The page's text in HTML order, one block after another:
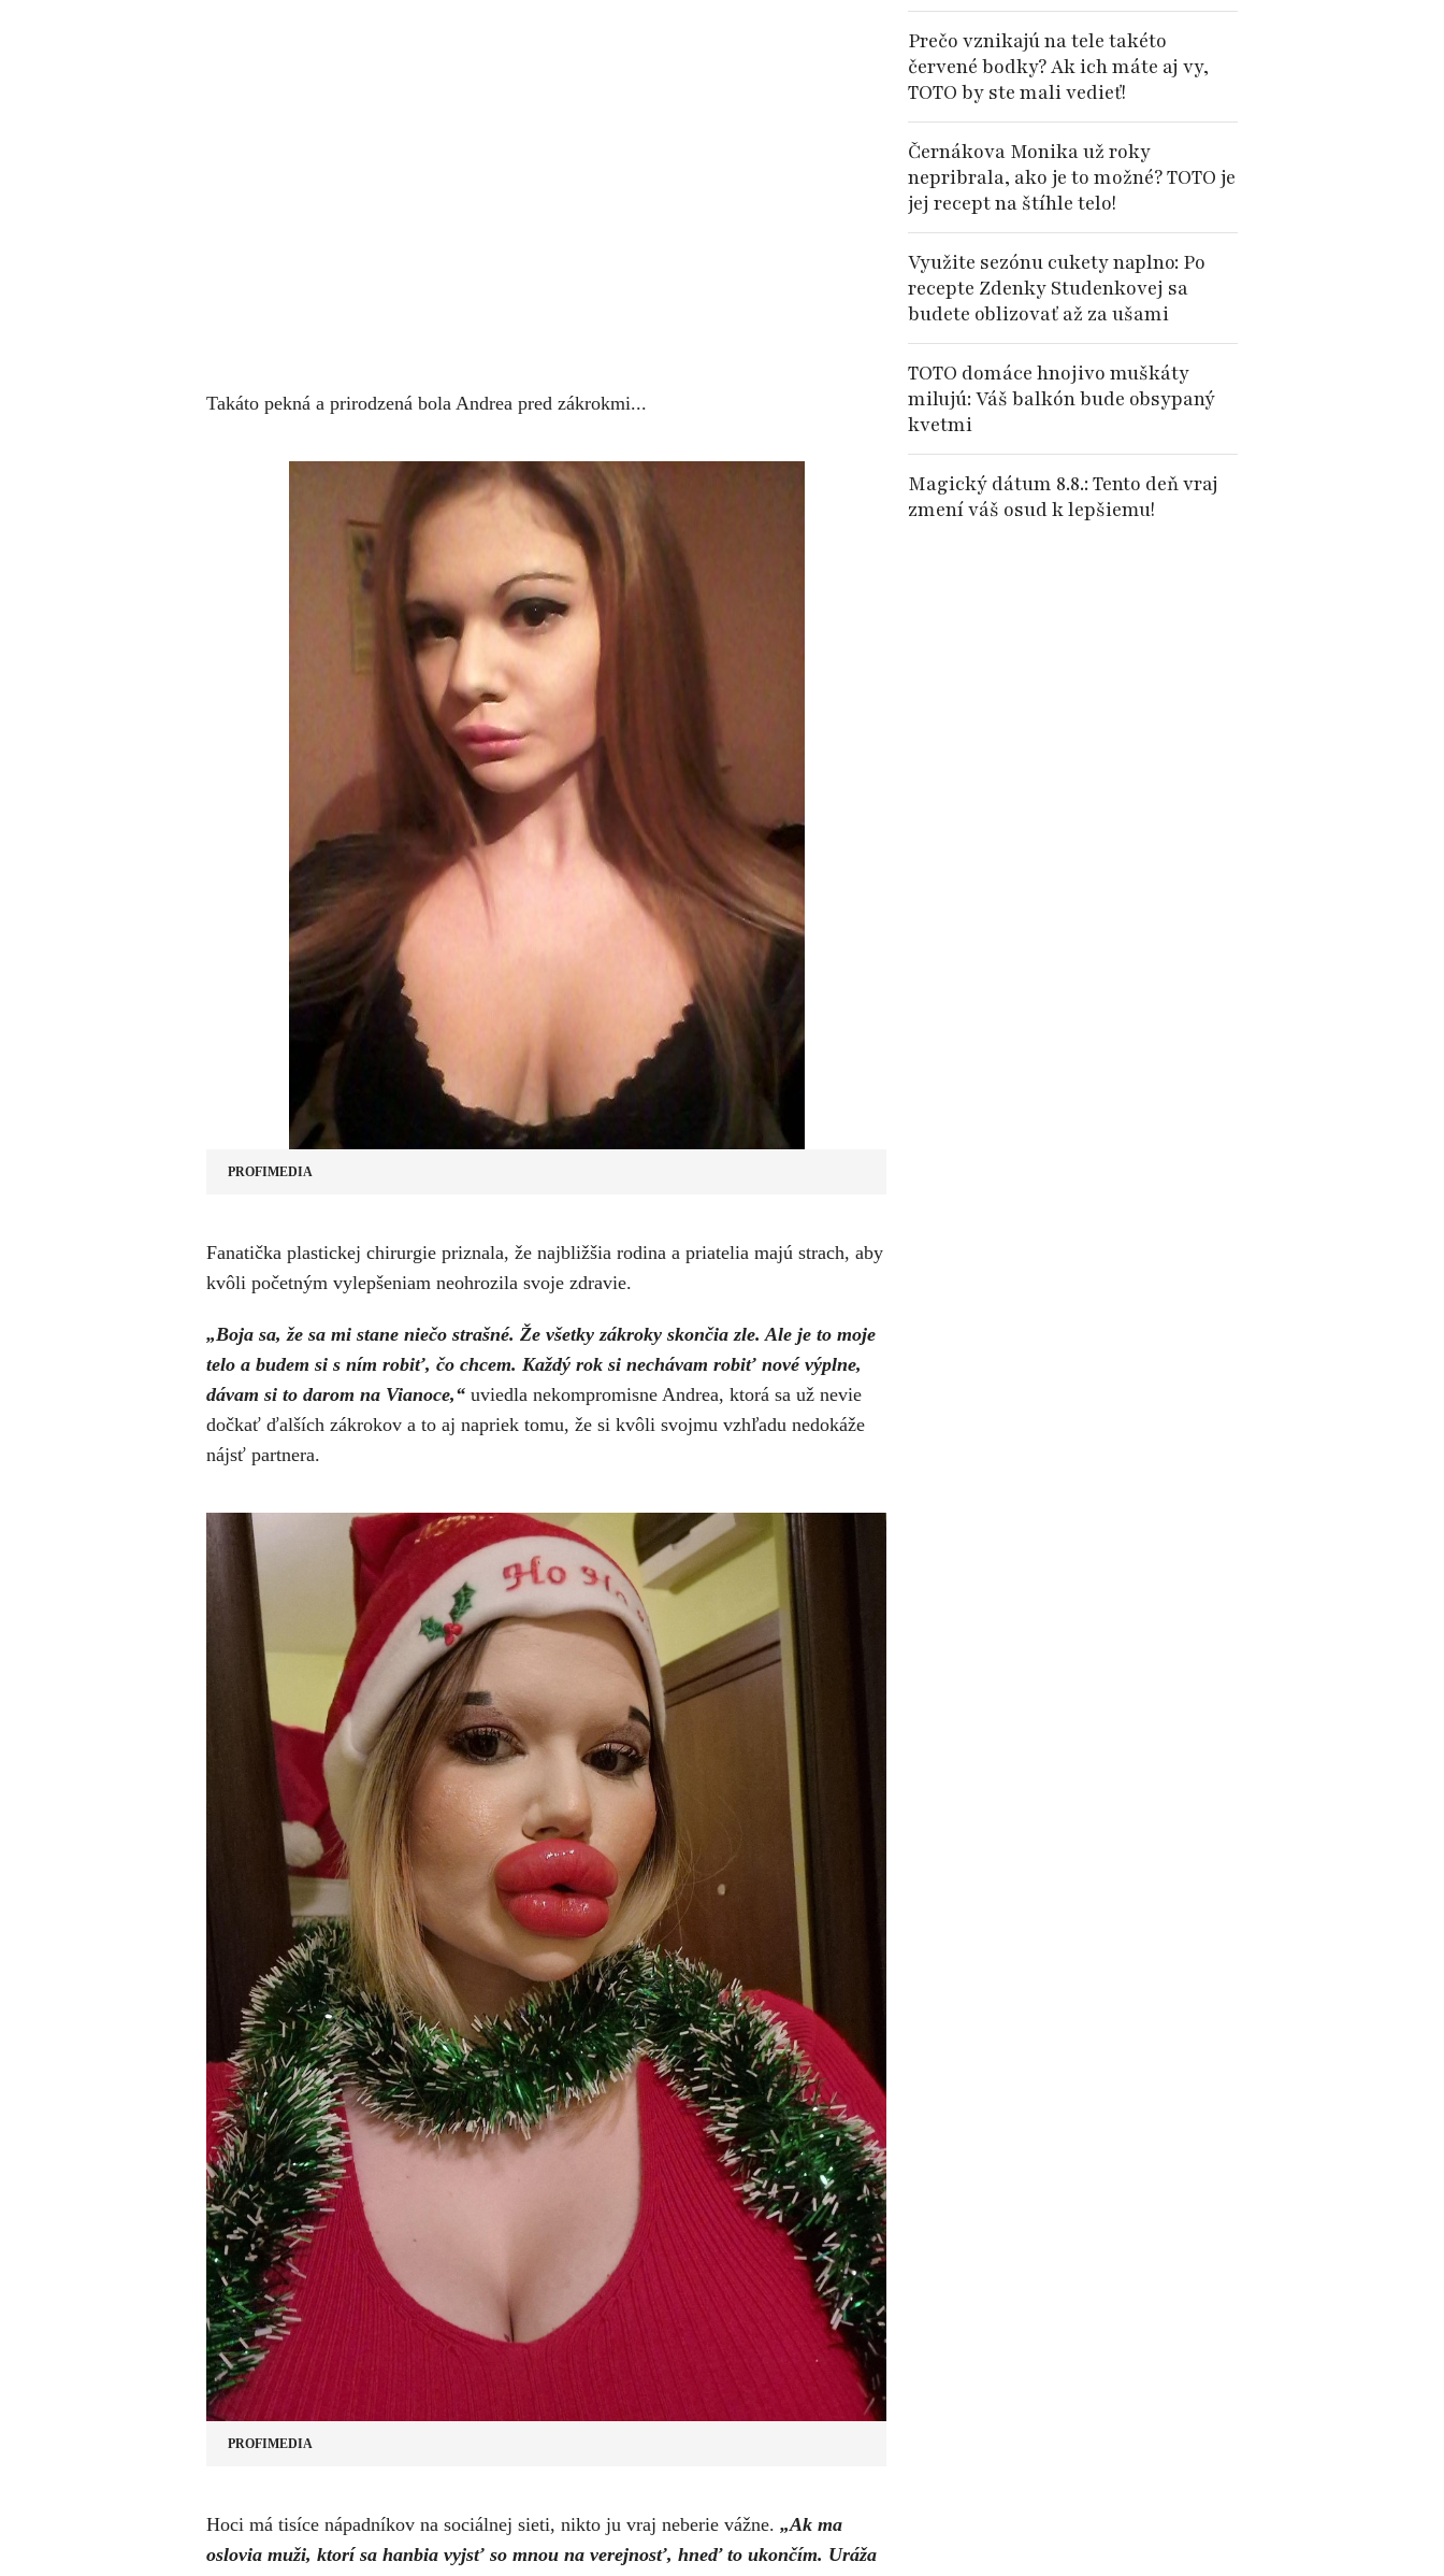
Takáto pekná a prirodzená bola Andrea pred zákrokmi...
PROFIMEDIA
Fanatička plastickej chirurgie priznala, že najbližšia rodina a priatelia majú strach, aby
kvôli početným vylepšeniam neohrozila svoje zdravie.
„Boja sa, že sa mi stane niečo strašné. Že všetky zákroky skončia zle. Ale je to moje
telo a budem si s ním robiť, čo chcem. Každý rok si nechávam robiť nové výplne,
dávam si to darom na Vianoce,“ uviedla nekompromisne Andrea, ktorá sa už nevie
dočkať ďalších zákrokov a to aj napriek tomu, že si kvôli svojmu vzhľadu nedokáže
nájsť partnera.
PROFIMEDIA
Hoci má tisíce nápadníkov na sociálnej sieti, nikto ju vraj neberie vážne. „Ak ma
oslovia muži, ktorí sa hanbia vyjsť so mnou na verejnosť, hneď to ukončím. Uráža
Prečo vznikajú na tele takéto
červené bodky? Ak ich máte aj vy,
TOTO by ste mali vedieť!
Černákova Monika už roky
nepribrala, ako je to možné? TOTO je
jej recept na štíhle telo!
Využite sezónu cukety naplno: Po
recepte Zdenky Studenkovej sa
budete oblizovať až za ušami
TOTO domáce hnojivo muškáty
milujú: Váš balkón bude obsypaný
kvetmi
Magický dátum 8.8.: Tento deň vraj
zmení váš osud k lepšiemu!